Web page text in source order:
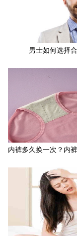
男士如何选择
内裤多久换一次？内